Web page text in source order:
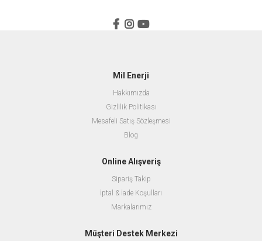
Mil Enerji
Hakkımızda
Gizlilik Politikası
Mesafeli Satış Sözleşmesi
Blog
Online Alışveriş
Sipariş Takip
İptal & İade Koşulları
Markalarımız
Müşteri Destek Merkezi